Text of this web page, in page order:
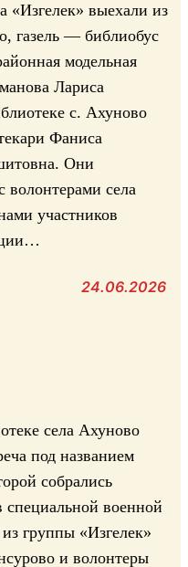
«Изгелек» выехали из
газель — библиобус
модельная
Лариса
с. Ахуново
Фаниса
Они
волонтерами села
участников
24.06.2026
села Ахуново
под названием
собрались
военной
группы «Изгелек»
и волонтеры